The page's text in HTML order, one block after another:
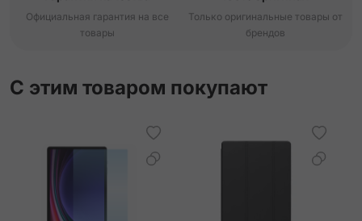
Официальная гарантия на все
товары
Только оригинальные товары от
брендов
С этим товаром покупают